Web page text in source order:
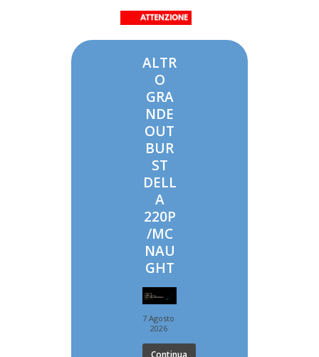
ALTR
O
GRA
NDE
OUT
BUR
ST
DELL
A
220P
/MC
NAU
GHT
7 Agosto
2026
Continua